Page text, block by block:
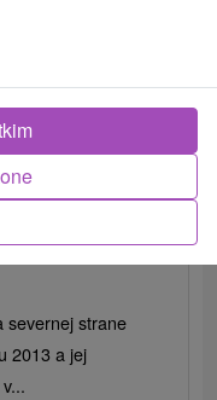
severnej strane
2013 a jej